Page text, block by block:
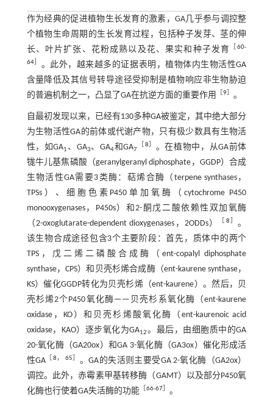
作为经典的促进植物生长发育的激素，GA几乎参与调控整
个植物生命周期的生长发育过程，包括种子发芽、茎的伸
长、叶片扩张、花粉成熟以及花、果实和种子发育
［60-
64］ 。此外，越来越多的证据表明，植物体内生物活性GA
含量降低及其信号转导途径受抑制是植物响应非生物胁迫
的普遍机制之一，凸显了GA在抗逆方面的重要作用
9］ 。
自最初发现以来，已经有130多种GA被鉴定，其中绝大部分
为生物活性GA的前体或代谢产物，只有极少数具有生物活
性，如GA1 、GA3、GA4和GA7
8
。在植物中，从GA前体
牻牛儿基焦磷酸（geranylgeranyl diphosphate，GGDP）合成
生物活性GA需要3类酶：萜烯合酶（terpene synthases，
TPSs）、细胞色素P450单加氧酶（cytochrome P450
monooxygenases，P450s）和2-酮戊二酸依赖性双加氧酶
（2-oxoglutarate-dependent dioxygenases，2ODDs）
8
。
该生物合成途径包含3个主要阶段：首先，质体中的两个
TPS，戊二烯二磷酸合成酶（ent-copalyl diphosphate
synthase，CPS）和贝壳杉烯合成酶（ent-kaurene synthase，
KS）催化GGDP转化为贝壳杉烯（ent-kaurene）。然后，贝
壳杉烯2个P450氧化酶——贝壳杉系氧化酶（ent-kaurene
oxidase，KO）和贝壳杉烯酸氧化酶（ent-kaurenoic acid
oxidase，KAO）逐步氧化为GA12。最后，由细胞质中的GA
20-氧化酶（GA20ox）和GA 3-氧化酶（GA3ox）催化形成活
性GA
8，65
。GA的失活则主要受GA 2-氧化酶（GA2ox）
调控。此外，赤霉素甲基转移酶（GAMT）以及部分P450氧
化酶也行使着GA失活酶的功能［ 66-67］ 。